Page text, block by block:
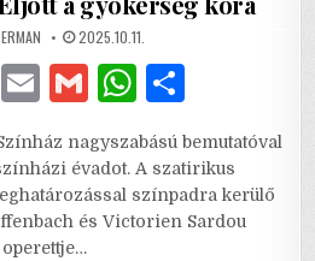
PUBLISHED
2025.10.11.
T
r
E
ai
l
G
ai
l
W
at
s
A
ar
e
nagyszabású bemutatóval
évadot. A szatirikus
színpadra kerülő
és Victorien Sardou
operettje…